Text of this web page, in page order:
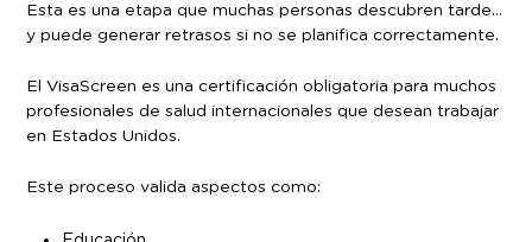
Esta es una etapa que muchas personas descubren tarde…
y puede generar retrasos si no se planifica correctamente.
El VisaScreen es una certificación obligatoria para muchos
profesionales de salud internacionales que desean trabajar
en Estados Unidos.
Este proceso valida aspectos como: